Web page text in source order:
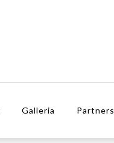
Galleria Partners